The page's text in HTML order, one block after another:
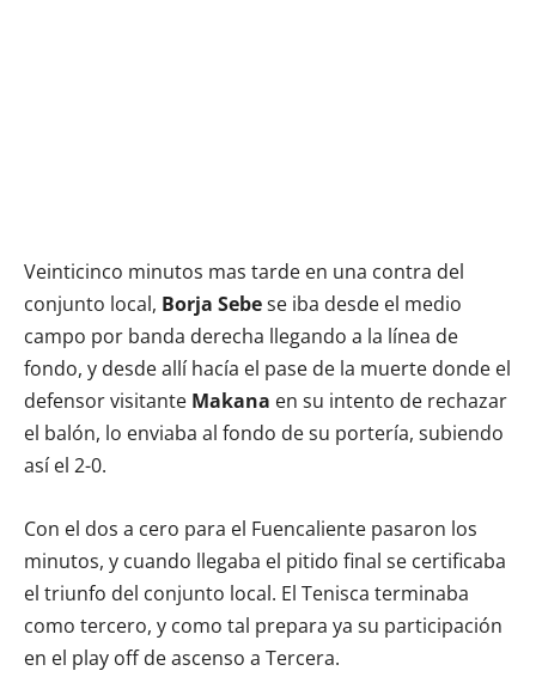
Veinticinco minutos mas tarde en una contra del
conjunto local, Borja Sebese iba desde el medio
campo por banda derecha llegando a la línea de
fondo, y desde allí hacía el pase de la muerte donde el
defensor visitante Makana en su intento de rechazar
el balón, lo enviaba al fondo de su portería, subiendo
así el 2-0.
Con el dos a cero para el Fuencaliente pasaron los
minutos, y cuando llegaba el pitido final se certificaba
el triunfo del conjunto local. El Tenisca terminaba
como tercero, y como tal prepara ya su participación
en el play off de ascenso a Tercera.